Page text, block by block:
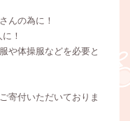
んの為に！
！
や体操服などを必要と
寄付いただいておりま